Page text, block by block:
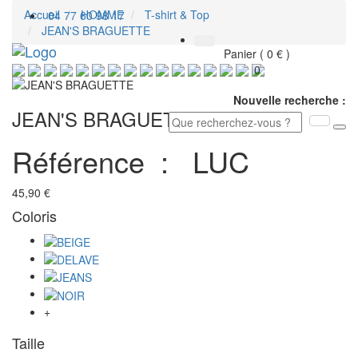
04 77 60 98 17
Panier ( 0 € )
0
Nouvelle recherche :
Accueil HOMME
T-shirt & Top
JEAN'S BRAGUETTE
JEAN'S BRAGUETTE
Référence : LUC
45,90 €
Coloris
+
Taille